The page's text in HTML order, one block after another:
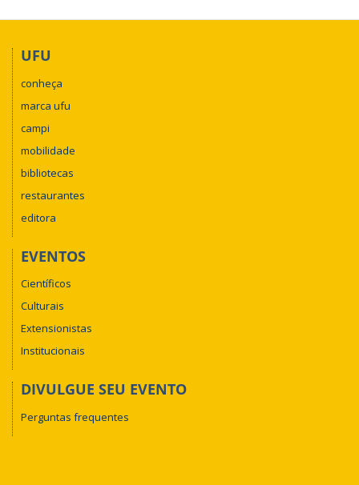
UFU
conheça
marca ufu
campi
mobilidade
bibliotecas
restaurantes
editora
EVENTOS
Científicos
Culturais
Extensionistas
Institucionais
DIVULGUE SEU EVENTO
Perguntas frequentes